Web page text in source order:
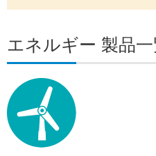
エネルギー 製品